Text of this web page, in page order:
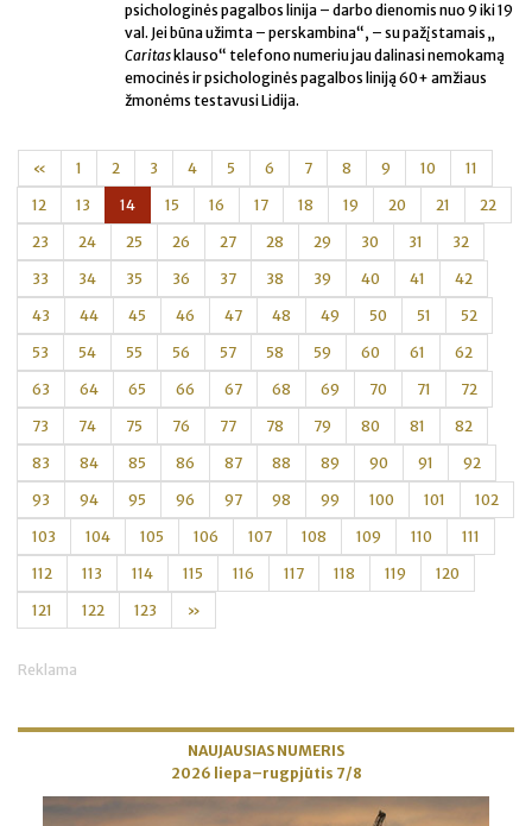
psichologinės pagalbos linija – darbo dienomis nuo 9 iki 19
val. Jei būna užimta – perskambina“, – su pažįstamais „
Caritas klauso“ telefono numeriu jau dalinasi nemokamą
emocinės ir psichologinės pagalbos liniją 60+ amžiaus
žmonėms testavusi Lidija.
« 1 2 3 4 5 6 7 8 9 10 11
12 13 14 15 16 17 18 19 20 21 22
23 24 25 26 27 28 29 30 31 32
33 34 35 36 37 38 39 40 41 42
43 44 45 46 47 48 49 50 51 52
53 54 55 56 57 58 59 60 61 62
63 64 65 66 67 68 69 70 71 72
73 74 75 76 77 78 79 80 81 82
83 84 85 86 87 88 89 90 91 92
93 94 95 96 97 98 99 100 101 102
103 104 105 106 107 108 109 110 111
112 113 114 115 116 117 118 119 120
121 122 123 »
Reklama
NAUJAUSIAS NUMERIS
2026 liepa–rugpjūtis 7/8